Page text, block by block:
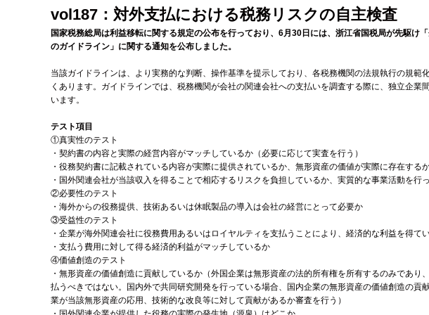
vol187：対外支払における税務リスクの自主検査
国家税務総局は利益移転に関する規定の公布を行っており、6月30日には、浙江省国税局が先駆け
のガイドライン」に関する通知を公布しました。
当該ガイドラインは、より実務的な判断、操作基準を提示しており、各税務機関の法規執行の規範
くあります。ガイドラインでは、税務機関が会社の関連会社への支払いを調査する際に、独立企
います。
テスト項目
①真実性のテスト
・契約書の内容と実際の経営内容がマッチしているか（必要に応じて実査を行う）
・役務契約書に記載されている内容が実際に提供されているか、無形資産の価値が実際に存在する
・国外関連会社が当該収入を得ることで相応するリスクを負担しているか、実質的な事業活動を行
②必要性のテスト
・海外からの役務提供、技術あるいは休眠製品の導入は会社の経営にとって必要か
③受益性のテスト
・企業が海外関連会社に役務費用あるいはロイヤルティを支払うことにより、経済的な利益を得て
・支払う費用に対して得る経済的利益がマッチしているか
④価値創造のテスト
・無形資産の価値創造に貢献しているか（外国企業は無形資産の法的所有権を所有するのみであ
払うべきではない。国内外で共同研究開発を行っている場合、国内企業の無形資産の価値創造の貢
業が当該無形資産の応用、技術的な改良等に対して貢献があるか審査を行う）